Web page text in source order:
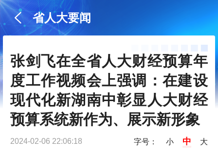
省人大要闻
张剑飞在全省人大财经预算年
度工作视频会上强调：在建设
现代化新湖南中彰显人大财经
预算系统新作为、展示新形象
2024-02-06 22:06:18 字号： 小 中 大